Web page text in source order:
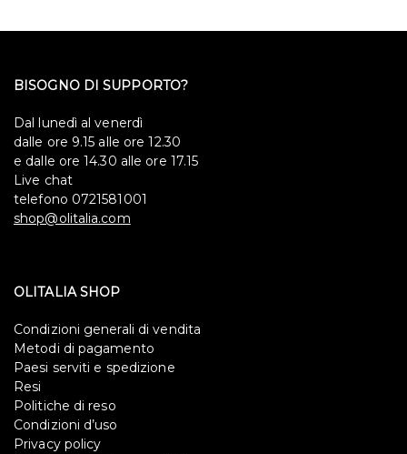
BISOGNO DI SUPPORTO?
Dal lunedì al venerdì
dalle ore 9.15 alle ore 12.30
e dalle ore 14.30 alle ore 17.15
Live chat
telefono 0721581001
shop@olitalia.com
OLITALIA SHOP
Condizioni generali di vendita
Metodi di pagamento
Paesi serviti e spedizione
Resi
Politiche di reso
Condizioni d’uso
Privacy policy